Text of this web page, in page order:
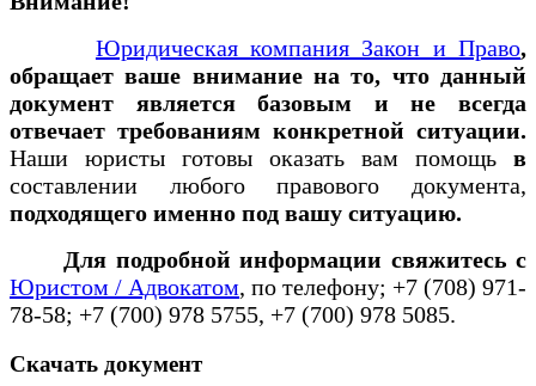
Юридическая компания Закон и Право,
обращает ваше внимание на то, что данный
документ является базовым и не всегда
отвечает требованиям конкретной ситуации.
Наши юристы готовы оказать вам помощь в
составлении любого правового документа,
подходящего именно под вашу ситуацию.
Для подробной информации свяжитесь с
Юристом / Адвокатом, по телефону; +7 (708) 971-
78-58; +7 (700) 978 5755, +7 (700) 978 5085.
Скачать документ